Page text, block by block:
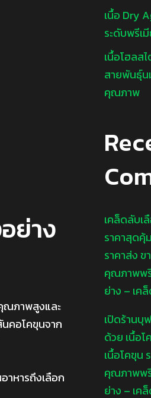
ย่าง
ณภาพสูงและ
นคอโคขุนจาก
าหารถึงเลือก
เนื้อ Dry
ระดับพรีเ
เนื้อโฮลส
สายพันธุ์น
คุณภาพ
เคล็ดลับเ
ราคาสุดคุ้
ราคาส่ง ข
คุณภาพพรี
ย่าง – เค
เปิดร้านบุ
ด้วย เนื้อ
เนื้อโคขุน
คุณภาพพรี
ย่าง – เค